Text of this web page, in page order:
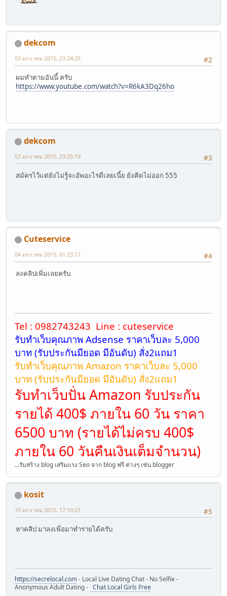
dekcom
#2
03 มกราคม 2015, 23:24:25
ผมทำตามอันนี้ ครับ
https://www.youtube.com/watch?v=R6kA3Dq26ho
dekcom
#3
03 มกราคม 2015, 23:25:19
สมัครไว้แต่ยังไม่รู้จะอัพอะไรดีเลยเนี้ย ยังคิดไม่ออก 555
Cuteservice
#4
04 มกราคม 2015, 01:23:17
ลงคลิปเพิ่มเลยครับ
Tel : 0982743243 Line : cuteservice
รับทำเว็บคุณภาพ Adsense ราคาเว็บละ 5,000
บาท (รับประกันมียอด มีอันดับ) สั่ง2แถม1
รับทำเว็บคุณภาพ Amazon ราคาเว็บละ 5,000
บาท (รับประกันมียอด มีอันดับ) สั่ง2แถม1
รับทำเว็บปั่น Amazon รับประกัน
รายได้ 400$ ภายใน 60 วัน ราคา
6500 บาท (รายได้ไม่ครบ 400$
ภายใน 60 วันคืนเงินเต็มจำนวน)
...รับสร้าง blog เสริมแรง Seo จาก blog ฟรี ต่างๆ เช่น blogger
kosit
#5
15 มกราคม 2015, 17:10:21
หาคลิป มาลงเพี่อมาทำรายได้ครับ
https://secrelocal.com- Local Live Dating Chat - No Selfie -
Anonymous Adult Dating - Chat Local Girls Free